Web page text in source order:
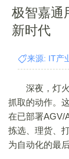
极智嘉通
新时代
来源: IT产
深夜，灯火
抓取的动作。
在已部署AGV/
拣选、理货、
为自动化的最后